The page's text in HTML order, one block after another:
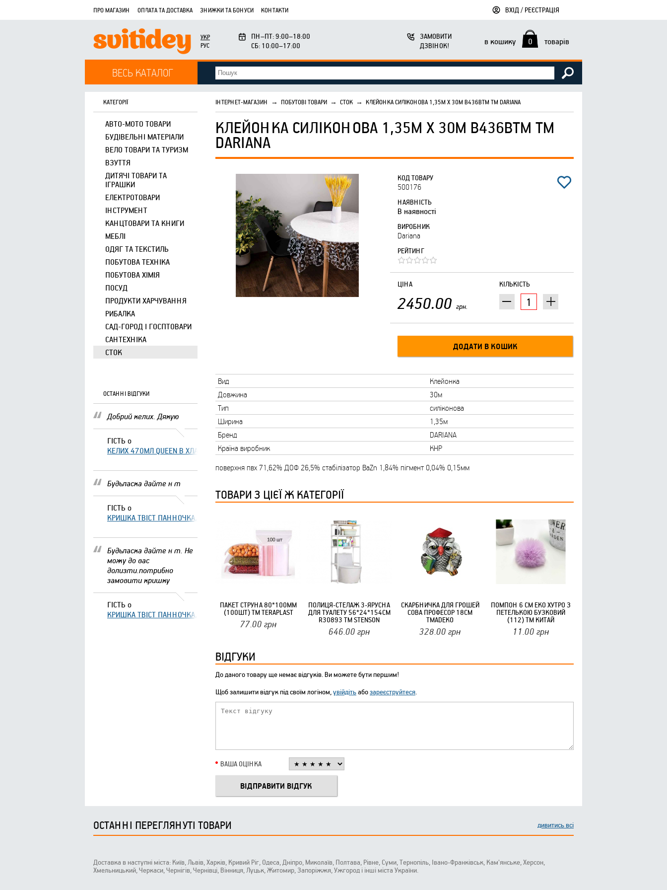
ПРО МАГАЗИН ОПЛАТА ТА ДОСТАВКА ЗНИЖКИ ТА БОНУСИ КОНТАКТИ ВХІД / РЕЄСТРАЦІЯ
УКР
РУС
ПН–ПТ: 9:00–18:00
СБ: 10:00–17:00
ЗАМОВИТИ
ДЗВІНОК!
в кошику 0 товарів
ВЕСЬ КАТАЛОГ
КАТЕГОРІЇ
АВТО-МОТО ТОВАРИ
БУДІВЕЛЬНІ МАТЕРІАЛИ
ВЕЛО ТОВАРИ ТА ТУРИЗМ
ВЗУТТЯ
ДИТЯЧІ ТОВАРИ ТА
ІГРАШКИ
ЕЛЕКТРОТОВАРИ
ІНСТРУМЕНТ
КАНЦТОВАРИ ТА КНИГИ
МЕБЛІ
ОДЯГ ТА ТЕКСТИЛЬ
ПОБУТОВА ТЕХНІКА
ПОБУТОВА ХІМІЯ
ПОСУД
ПРОДУКТИ ХАРЧУВАННЯ
РИБАЛКА
САД-ГОРОД І ГОСПТОВАРИ
САНТЕХНІКА
СТОК
ОСТАННІ ВІДГУКИ
Добрий келих. Дякую
ГІСТЬ о
КЕЛИХ 470МЛ QUEEN В ХЛАМІНГО ТМ FARGLASS
Будьласка дайте н т
ГІСТЬ о
КРИШКА ТВІСТ ПАННОЧКА, ЩО ЗАКРУЧУЄТЬСЯ КОТИКИ (20ШТ/УП) ОФФ 82 ПАННОЧКА
Будьласка дайте н т. Не
можу до вас
долизти.потрибно
замовити кришку
ГІСТЬ о
КРИШКА ТВІСТ ПАННОЧКА, ЩО ЗАКРУЧУЄТЬСЯ КОТИКИ (20ШТ/УП) ОФФ 82 ПАННОЧКА
ІНТЕРНЕТ-МАГАЗИН → ПОБУТОВІ ТОВАРИ → СТОК → КЛЕЙОНКА СИЛІКОНОВА 1,35М Х 30М B436BTM ТМ DARIANA
КЛЕЙОНКА СИЛІКОНОВА 1,35М Х 30М B436BTM ТМ
DARIANA
КОД ТОВАРУ
500176
НАЯВНІСТЬ
В наявності
ВИРОБНИК
Dariana
РЕЙТИНГ
КІЛЬКІСТЬ
ЦІНА
2450.00 грн.
Вид
Клейонка
Довжина
30м
Тип
силіконова
Ширина
1,35м
Бренд
DARIANA
Країна виробник
КНР
поверхня пвх 71,62% ДОФ 26,5% стабілізатор BaZn 1,84% пігмент 0,04% 0,15мм
ТОВАРИ З ЦІЄЇ Ж КАТЕГОРІЇ
ПАКЕТ СТРУНА 80*100ММ
(100ШТ) ТМ TERAPLAST
77.00 грн
ПОЛИЦЯ-СТЕЛАЖ 3-ЯРУСНА
ДЛЯ ТУАЛЕТУ 56*24*154СМ
R30893 ТМ STENSON
646.00 грн
СКАРБНИЧКА ДЛЯ ГРОШЕЙ
СОВА ПРОФЕСОР 18СМ
ТМADEKO
328.00 грн
ПОМПОН 6 СМ ЕКО ХУТРО З
ПЕТЕЛЬКОЮ БУЗКОВИЙ
(112) ТМ КИТАЙ
11.00 грн
ВІДГУКИ
До даного товару ще немає відгуків. Ви можете бути першим!
Щоб залишити відгук під своїм логіном,увійдітьабозареєструйтеся.
ВАША ОЦІНКА
ОСТАННІ ПЕРЕГЛЯНУТІ ТОВАРИ дивитись всі
Доставка в наступні міста: Київ, Львів, Харків, Кривий Ріг, Одеса, Дніпро, Миколаїв, Полтава, Рівне, Суми, Тернопіль, Івано-Франківськ, Кам'янське, Херсон,
Хмельницький, Черкаси, Чернігів, Чернівці, Вінниця, Луцьк, Житомир, Запоріжжя, Ужгород і інші міста України.